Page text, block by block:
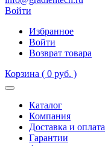
Войти
Избранное
Войти
Возврат товара
Корзина ( 0 руб. )
Каталог
Компания
Доставка и оплата
Гарантии